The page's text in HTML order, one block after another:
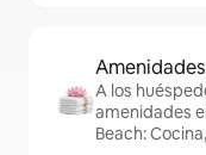
A los
amenidades
Beach: